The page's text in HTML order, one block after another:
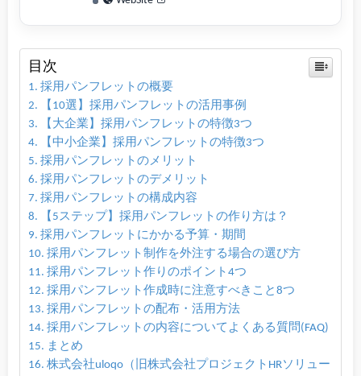
目次
採用パンフレットの概要
【10選】採用パンフレットの活用事例
【大企業】採用パンフレットの特徴3つ
【中小企業】採用パンフレットの特徴3つ
採用パンフレットのメリット
採用パンフレットのデメリット
採用パンフレットの構成内容
【5ステップ】採用パンフレットの作り方は？
採用パンフレットにかかる予算・期間
採用パンフレット制作を外注する場合の選び方
採用パンフレット作りのポイント4つ
採用パンフレット作成時に注意すべきこと8つ
採用パンフレットの配布・活用方法
採用パンフレットの内容についてよくある質問(FAQ)
まとめ
株式会社uloqo（旧株式会社プロジェクトHRソリュー